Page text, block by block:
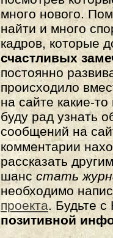
много нового.
найти и много
кадров, которые
счастливых
постоянно
происходило
на сайте какие-
буду рад узнать
сообщений на
комментарии
рассказать
шанс стать
необходимо
проекта. Будьте
позитивной